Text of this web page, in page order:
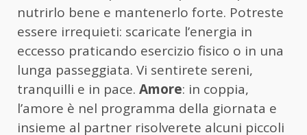
nutrirlo bene e mantenerlo forte. Potreste
essere irrequieti: scaricate l’energia in
eccesso praticando esercizio fisico o in una
lunga passeggiata. Vi sentirete sereni,
tranquilli e in pace. Amore: in coppia,
l’amore è nel programma della giornata e
insieme al partner risolverete alcuni piccoli